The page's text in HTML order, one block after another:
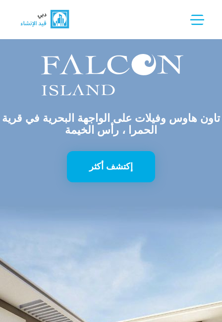
تاون هاوس وفيلات على الواجهة البحرية في قرية
الحمرا ، رأس الخيمة
إكتشف أكثر